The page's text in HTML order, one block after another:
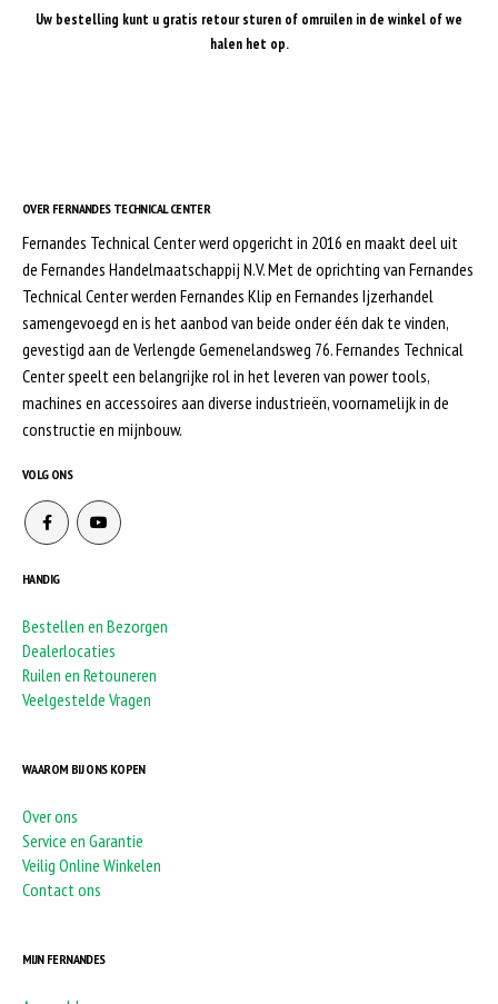
Uw bestelling kunt u gratis retour sturen of omruilen in de winkel of we
halen het op.
OVER FERNANDES TECHNICAL CENTER
Fernandes Technical Center werd opgericht in 2016 en maakt deel uit
de Fernandes Handelmaatschappij N.V. Met de oprichting van Fernandes
Technical Center werden Fernandes Klip en Fernandes Ijzerhandel
samengevoegd en is het aanbod van beide onder één dak te vinden,
gevestigd aan de Verlengde Gemenelandsweg 76. Fernandes Technical
Center speelt een belangrijke rol in het leveren van power tools,
machines en accessoires aan diverse industrieën, voornamelijk in de
constructie en mijnbouw.
VOLG ONS
HANDIG
Bestellen en Bezorgen
Dealerlocaties
Ruilen en Retouneren
Veelgestelde Vragen
WAAROM BIJ ONS KOPEN
Over ons
Service en Garantie
Veilig Online Winkelen
Contact ons
MIJN FERNANDES